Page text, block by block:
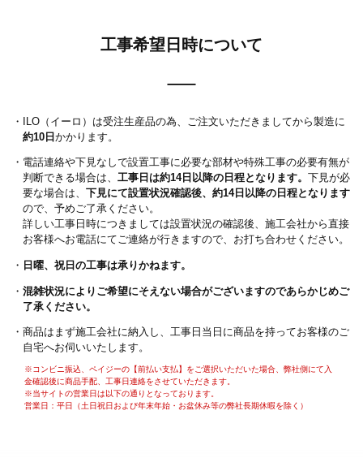
工事希望日時について
・ILO（イーロ）は受注生産品の為、ご注文いただきましてから製造に
約10日かかります。
・電話連絡や下見なしで設置工事に必要な部材や特殊工事の必要有無が
判断できる場合は、 工事日は約14日以降の日程となります。 下見が必
要な場合は、 下見にて設置状況確認後、約14日以降の日程となります
ので、予めご了承ください。
詳しい工事日時につきましては設置状況の確認後、施工会社から直接
お客様へお電話にてご連絡が行きますので、お打ち合わせください。
・ 日曜、祝日の工事は承りかねます。
・ 混雑状況によりご希望にそえない場合がございますのであらかじめご
了承ください。
・商品はまず施工会社に納入し、工事日当日に商品を持ってお客様のご
自宅へお伺いいたします。
※コンビニ振込、ペイジーの【前払い支払】をご選択いただいた場合、弊社側にて入
金確認後に商品手配、工事日連絡をさせていただきます。
※当サイトの営業日は以下の通りとなっております。
営業日：平日（土日祝日および年末年始・お盆休み等の弊社長期休暇を除く）